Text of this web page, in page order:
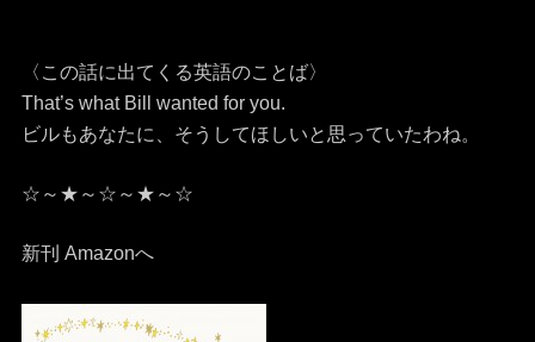
〈この話に出てくる英語のことば〉
That’s what Bill wanted for you.
ビルもあなたに、そうしてほしいと思っていたわね。
☆～★～☆～★～☆
新刊 Amazonへ